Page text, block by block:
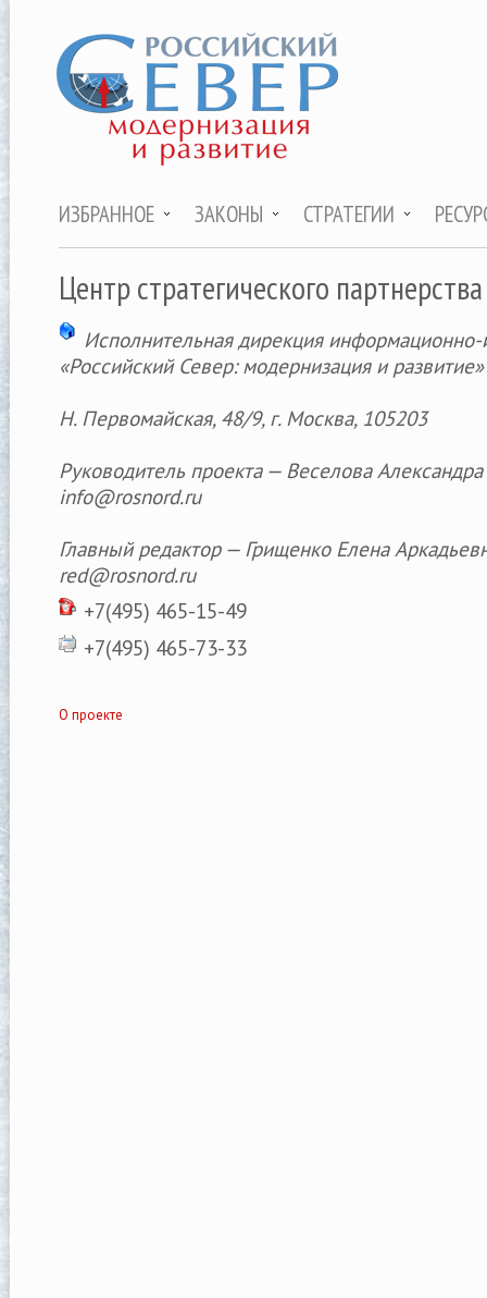
ИЗБРАННОЕ ЗАКОНЫ СТРАТЕГИИ
Центр стратегического партнерства
Исполнительная дирекция информационно-
«Российский Север: модернизация и развитие»
Н. Первомайская, 48/9, г. Москва, 105203
Руководитель проекта — Веселова
info@rosnord.ru
Главный редактор — Грищенко Елена
red@rosnord.ru
+7(495) 465-15-49
+7(495) 465-73-33
О проекте